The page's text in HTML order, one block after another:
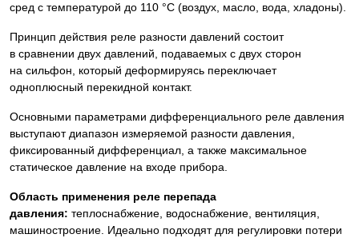
сред с температурой до 110 °C (воздух, масло, вода, хладоны).
Принцип действия реле разности давлений состоит
в сравнении двух давлений, подаваемых с двух сторон
на сильфон, который деформируясь переключает
одноплюсный перекидной контакт.
Основными параметрами дифференциального реле давления
выступают диапазон измеряемой разности давления,
фиксированный дифференциал, а также максимальное
статическое давление на входе прибора.
Область применения реле перепада
давления: теплоснабжение, водоснабжение, вентиляция,
машиностроение. Идеально подходят для регулировки потери